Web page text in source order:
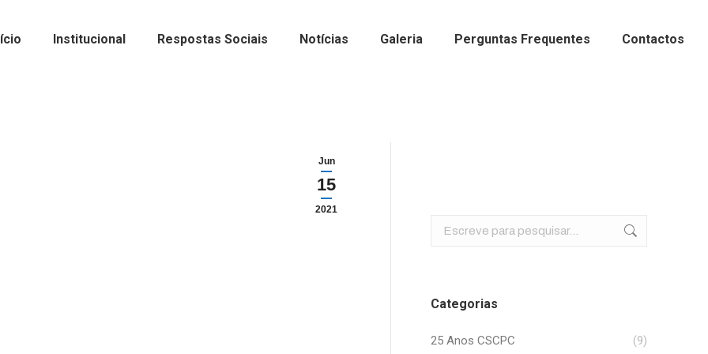
Institucional Respostas Sociais Notícias Galeria Perguntas Frequentes Contactos
Jun
15
2021
Search:
Categorias
25 Anos CSCPC
(9)